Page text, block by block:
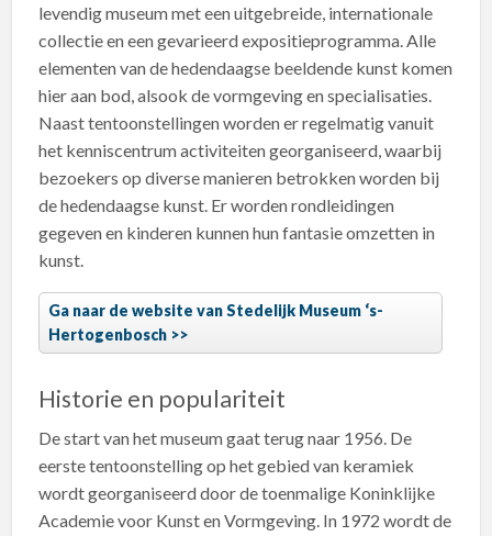
levendig museum met een uitgebreide, internationale
collectie en een gevarieerd expositieprogramma. Alle
elementen van de hedendaagse beeldende kunst komen
hier aan bod, alsook de vormgeving en specialisaties.
Naast tentoonstellingen worden er regelmatig vanuit
het kenniscentrum activiteiten georganiseerd, waarbij
bezoekers op diverse manieren betrokken worden bij
de hedendaagse kunst. Er worden rondleidingen
gegeven en kinderen kunnen hun fantasie omzetten in
kunst.
Ga naar de website van Stedelijk Museum ‘s-
Hertogenbosch
Historie en populariteit
De start van het museum gaat terug naar 1956. De
eerste tentoonstelling op het gebied van keramiek
wordt georganiseerd door de toenmalige Koninklijke
Academie voor Kunst en Vormgeving. In 1972 wordt de